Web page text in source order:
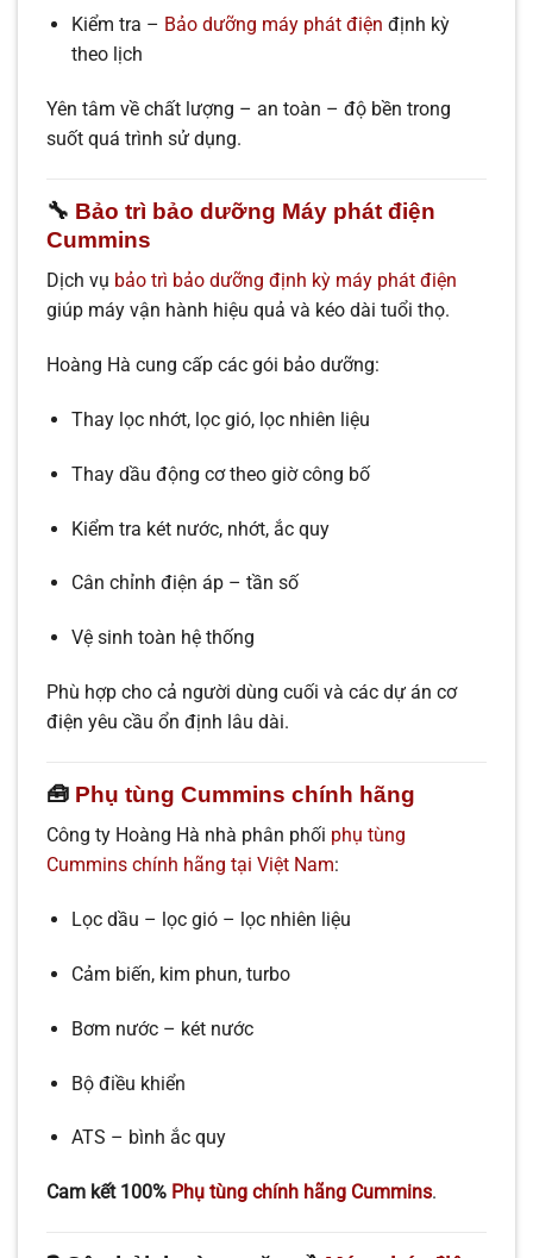
Kiểm tra – Bảo dưỡng máy phát điện định kỳ
theo lịch
Yên tâm về chất lượng – an toàn – độ bền trong
suốt quá trình sử dụng.
🔧 Bảo trì bảo dưỡng Máy phát điện
Cummins
Dịch vụ bảo trì bảo dưỡng định kỳ máy phát điện
giúp máy vận hành hiệu quả và kéo dài tuổi thọ.
Hoàng Hà cung cấp các gói bảo dưỡng:
Thay lọc nhớt, lọc gió, lọc nhiên liệu
Thay dầu động cơ theo giờ công bố
Kiểm tra két nước, nhớt, ắc quy
Cân chỉnh điện áp – tần số
Vệ sinh toàn hệ thống
Phù hợp cho cả người dùng cuối và các dự án cơ
điện yêu cầu ổn định lâu dài.
🧰 Phụ tùng Cummins chính hãng
Công ty Hoàng Hà nhà phân phối phụ tùng
Cummins chính hãng tại Việt Nam:
Lọc dầu – lọc gió – lọc nhiên liệu
Cảm biến, kim phun, turbo
Bơm nước – két nước
Bộ điều khiển
ATS – bình ắc quy
Cam kết 100% Phụ tùng chính hãng Cummins.